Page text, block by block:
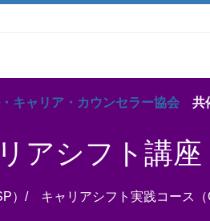
キャリア・カウンセラー協会 共
アシフト講座
/ キャリアシフト実践コース（